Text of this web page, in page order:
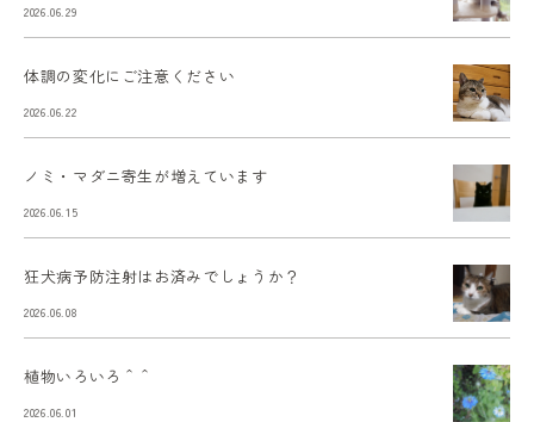
2026.06.29
体調の変化にご注意ください
2026.06.22
ノミ・マダニ寄生が増えています
2026.06.15
狂犬病予防注射はお済みでしょうか？
2026.06.08
植物いろいろ＾＾
2026.06.01